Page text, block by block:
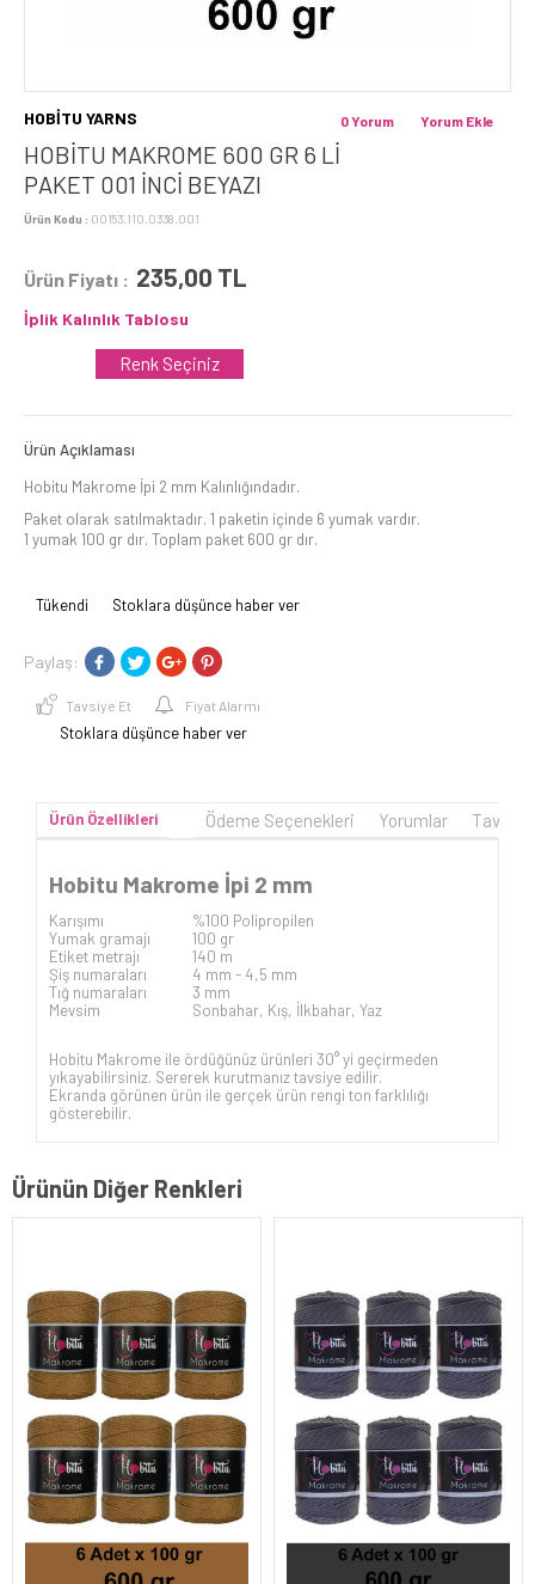
HOBİTU YARNS
HOBİTU MAKROME 600 GR 6 Lİ
PAKET 001 İNCI BEYAZI
Ürün Kodu : 00153.110.0338.001
Yorum Ekle
0 Yorum
Ürün Fiyatı : 235,00 TL
İplik Kalınlık Tablosu
Renk Seçiniz
Ürün Açıklaması
Hobitu Makrome İpi 2 mm Kalınlığındadır.
Paket olarak satılmaktadır. 1 paketin içinde 6 yumak vardır.
1 yumak 100 gr dır. Toplam paket 600 gr dır.
Tükendi Stoklara düşünce haber ver
Paylaş:
Tavsiye Et Fiyat Alarmı
Stoklara düşünce haber ver
Ürün Özellikleri Ödeme Seçenekleri Yorumlar
Hobitu Makrome İpi 2 mm
Karışımı
%100 Polipropilen
Yumak gramajı
100 gr
Etiket metrajı
140 m
Şiş numaraları
4 mm - 4,5 mm
Tığ numaraları
3 mm
Mevsim
Sonbahar, Kış, İlkbahar, Yaz
Hobitu Makrome ile ördüğünüz ürünleri 30° yi geçirmeden
yıkayabilirsiniz. Sererek kurutmanız tavsiye edilir.
Ekranda görünen ürün ile gerçek ürün rengi ton farklılığı
gösterebilir.
Ürünün Diğer Renkleri